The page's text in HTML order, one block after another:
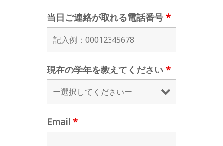
当日ご連絡が取れる電話番号 *
現在の学年を教えてください *
Email *